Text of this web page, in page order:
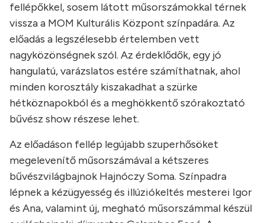
fellépőkkel, sosem látott műsorszámokkal térnek
vissza a MOM Kulturális Központ színpadára. Az
előadás a legszélesebb értelemben vett
nagyközönségnek szól. Az érdeklődők, egy jó
hangulatú, varázslatos estére számíthatnak, ahol
minden korosztály kiszakadhat a szürke
hétköznapokból és a meghökkentő szórakoztató
bűvész show részese lehet.
Az előadáson fellép legújabb szuperhősöket
megelevenítő műsorszámával a kétszeres
bűvészvilágbajnok Hajnóczy Soma. Színpadra
lépnek a kézügyesség és illúziókeltés mesterei Igor
és Ana, valamint új, megható műsorszámmal készül